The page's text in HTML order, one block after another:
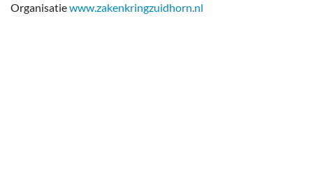
Organisatiewww.zakenkringzuidhorn.nl